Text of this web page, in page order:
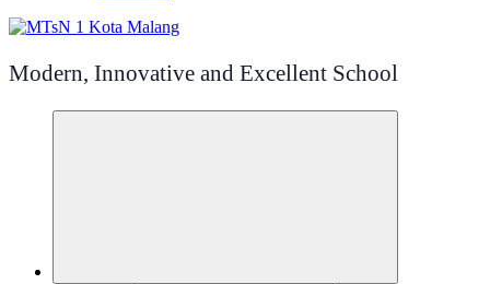
Modern, Innovative and Excellent School